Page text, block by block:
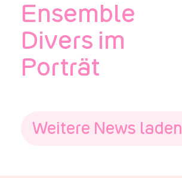
Ensemble
Divers im
Porträt
Weitere News laden